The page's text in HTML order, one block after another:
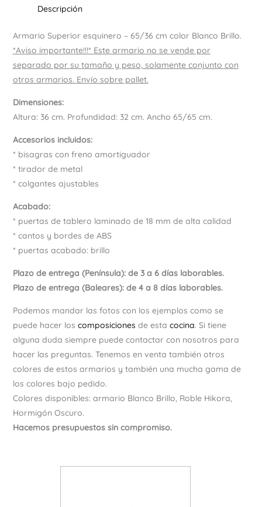
Descripción
Armario Superior esquinero – 65/36 cm color Blanco Brillo.
*Aviso importante!!!* Este armario no se vende por
separado por su tamaño y peso, solamente conjunto con
otros armarios. Envío sobre pallet.
Dimensiones:
Altura: 36 cm. Profundidad: 32 cm. Ancho 65/65 cm.
Accesorios incluidos:
* bisagras con freno amortiguador
* tirador de metal
* colgantes ajustables
Acabado:
* puertas de tablero laminado de 18 mm de alta calidad
* cantos y bordes de ABS
* puertas acabado: brillo
Plazo de entrega (Península): de 3 a 6 días laborables.
Plazo de entrega (Baleares): de 4 a 8 días laborables.
Podemos mandar las fotos con los ejemplos como se
puede hacer los composiciones de esta cocina. Si tiene
alguna duda siempre puede contactar con nosotros para
hacer las preguntas. Tenemos en venta también otros
colores de estos armarios y también una mucha gama de
los colores bajo pedido.
Colores disponibles: armario Blanco Brillo, Roble Hikora,
Hormigón Oscuro.
Hacemos presupuestos sin compromiso.